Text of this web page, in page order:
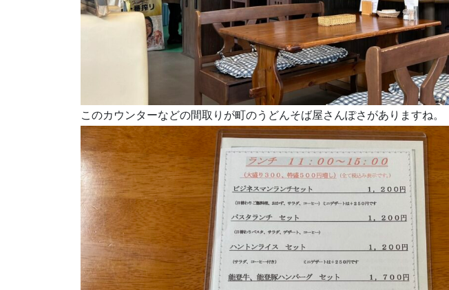
このカウンターなどの間取りが町のうどんそば屋さんぽさがありますね。